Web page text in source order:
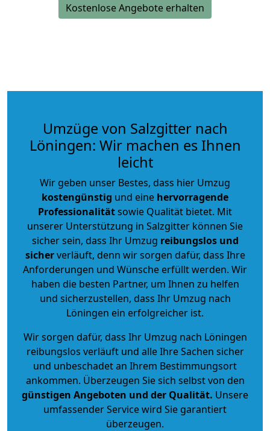
Kostenlose Angebote erhalten
Umzüge von Salzgitter nach
Löningen: Wir machen es Ihnen
leicht
Wir geben unser Bestes, dass hier Umzug
kostengünstig und eine hervorragende
Professionalitätsowie Qualität bietet. Mit
unserer Unterstützung in Salzgitter können Sie
sicher sein, dass Ihr Umzug reibungslos und
sicherverläuft, denn wir sorgen dafür, dass Ihre
Anforderungen und Wünsche erfüllt werden. Wir
haben die besten Partner, um Ihnen zu helfen
und sicherzustellen, dass Ihr Umzug nach
Löningen ein erfolgreicher ist.
Wir sorgen dafür, dass Ihr Umzug nach Löningen
reibungslos verläuft und alle Ihre Sachen sicher
und unbeschadet an Ihrem Bestimmungsort
ankommen. Überzeugen Sie sich selbst von den
günstigen Angeboten und der Qualität. Unsere
umfassender Service wird Sie garantiert
überzeugen.